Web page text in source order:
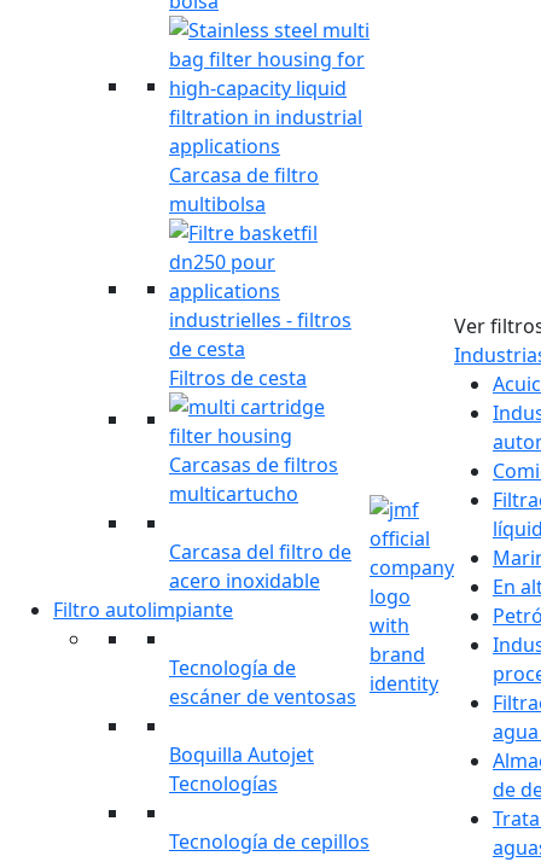
Carcasa de filtro
multibolsa
Filtros de cesta
Carcasas de filtros
multicartucho
Carcasa del filtro de
acero inoxidable
Filtro autolimpiante
Tecnología de
escáner de ventosas
Boquilla Autojet
Tecnologías
Tecnología de cepillos
Ver
En
de